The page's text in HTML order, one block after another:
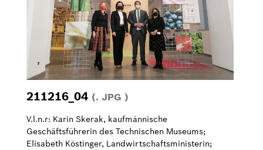
Bilder zum Download
211216_04 (. JPG )
V.l.n.r: Karin Skerak, kaufmännische
Geschäftsführerin des Technischen Museums;
Elisabeth Köstinger, Landwirtschaftsministerin;